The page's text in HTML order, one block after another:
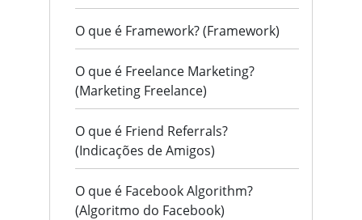
O que é Framework? (Framework)
O que é Freelance Marketing?
(Marketing Freelance)
O que é Friend Referrals?
(Indicações de Amigos)
O que é Facebook Algorithm?
(Algoritmo do Facebook)